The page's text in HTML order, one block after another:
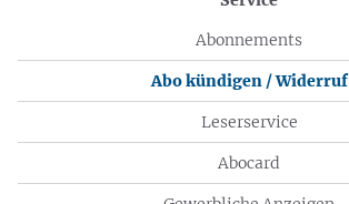
Abonnements
Abo kündigen / Widerruf
Leserservice
Abocard